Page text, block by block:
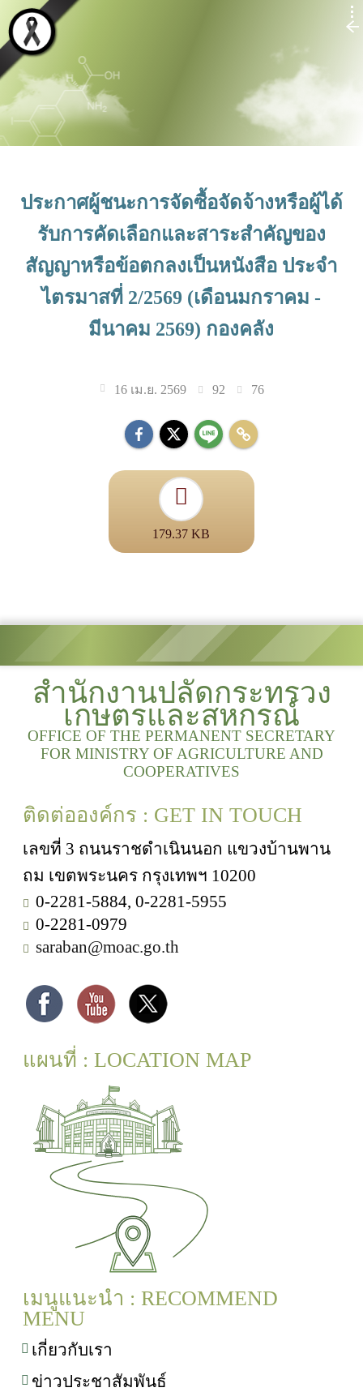
ประกาศผู้ชนะการจัดซื้อจัดจ้างหรือผู้ได้
รับการคัดเลือกและสาระสำคัญของ
สัญญาหรือข้อตกลงเป็นหนังสือ ประจำ
ไตรมาสที่ 2/2569 (เดือนมกราคม -
มีนาคม 2569) กองคลัง
16 เม.ย. 2569 92 76
179.37 KB
สำนักงานปลัดกระทรวง
เกษตรและสหกรณ์
OFFICE OF THE PERMANENT SECRETARY
FOR MINISTRY OF AGRICULTURE AND
COOPERATIVES
ติดต่อองค์กร : GET IN TOUCH
เลขที่ 3 ถนนราชดำเนินนอก แขวงบ้านพาน
ถม เขตพระนคร กรุงเทพฯ 10200
0-2281-5884, 0-2281-5955
0-2281-0979
saraban@moac.go.th
แผนที่ : LOCATION MAP
เมนูแนะนำ : RECOMMEND
MENU
เกี่ยวกับเรา
ข่าวประชาสัมพันธ์